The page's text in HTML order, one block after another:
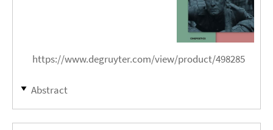
https://www.degruyter.com/view/product/498285
Abstract